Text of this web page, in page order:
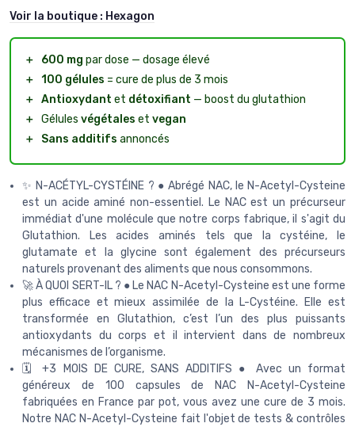
Voir la boutique : Hexagon
＋ 600 mg par dose — dosage élevé
＋ 100 gélules = cure de plus de 3 mois
＋ Antioxydant et détoxifiant — boost du glutathion
＋ Gélules végétales et vegan
＋
Sans additifs annoncés
✨ N-ACÉTYL-CYSTÉINE ? ● Abrégé NAC, le N-Acetyl-Cysteine
est un acide aminé non-essentiel. Le NAC est un précurseur
immédiat d'une molécule que notre corps fabrique, il s'agit du
Glutathion. Les acides aminés tels que la cystéine, le
glutamate et la glycine sont également des précurseurs
naturels provenant des aliments que nous consommons.
🚀 À QUOI SERT-IL ? ● Le NAC N-Acetyl-Cysteine est une forme
plus efficace et mieux assimilée de la L-Cystéine. Elle est
transformée en Glutathion, c’est l’un des plus puissants
antioxydants du corps et il intervient dans de nombreux
mécanismes de l’organisme.
🗓️ +3 MOIS DE CURE, SANS ADDITIFS ● Avec un format
généreux de 100 capsules de NAC N-Acetyl-Cysteine
fabriquées en France par pot, vous avez une cure de 3 mois.
Notre NAC N-Acetyl-Cysteine fait l'objet de tests & contrôles